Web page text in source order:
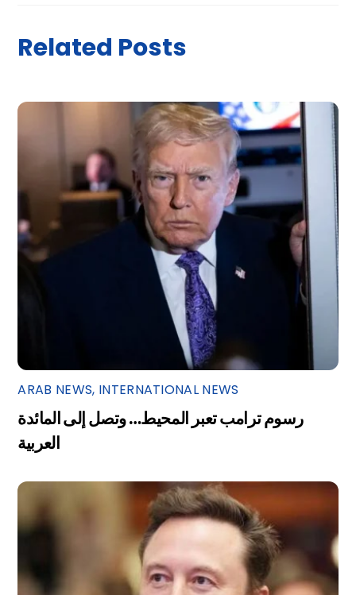
Related Posts
ARAB NEWS, INTERNATIONAL NEWS
رسوم ترامب تعبر المحيط… وتصل إلى المائدة
العربية